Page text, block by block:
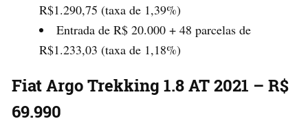
R$1.290,75 (taxa de 1,39%)
Entrada de R$ 20.000 + 48 parcelas de
R$1.233,03 (taxa de 1,18%)
Fiat Argo Trekking 1.8 AT 2021 – R$
69.990